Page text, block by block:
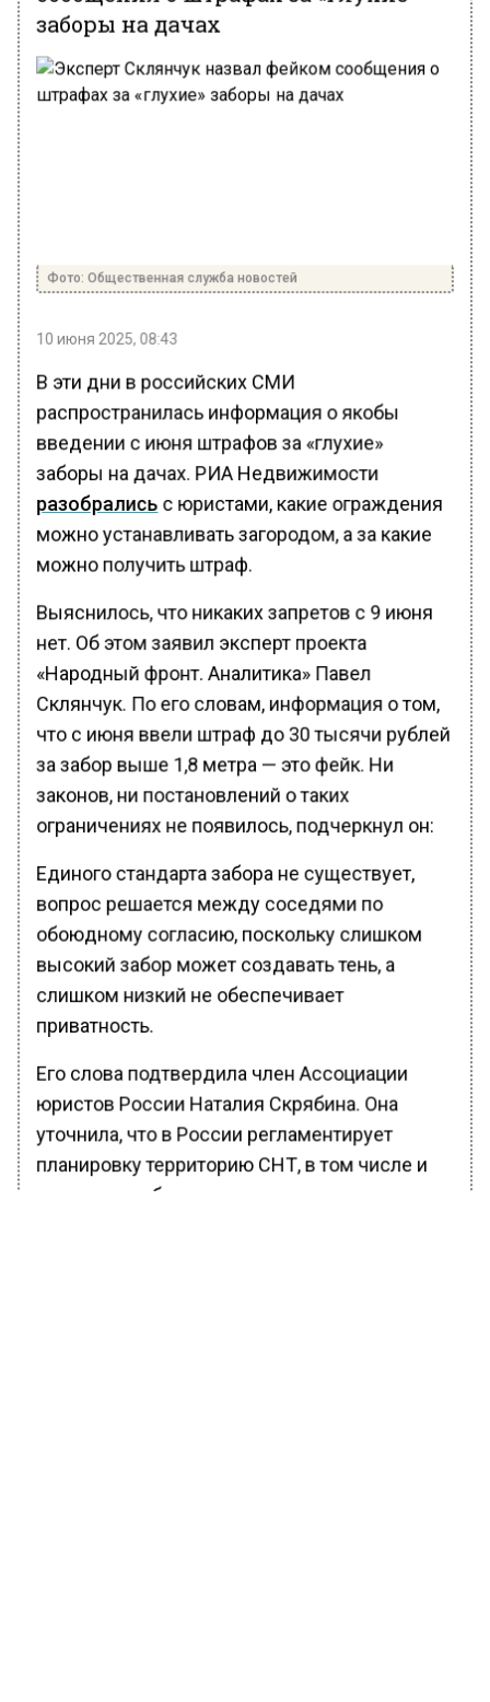
заборы на дачах
Фото: Общественная служба новостей
10 июня 2025, 08:43
В эти дни в российских СМИ
распространилась информация о якобы
введении с июня штрафов за «глухие»
заборы на дачах. РИА Недвижимости
разобрались с юристами, какие ограждения
можно устанавливать загородом, а за какие
можно получить штраф.
Выяснилось, что никаких запретов с 9 июня
нет. Об этом заявил эксперт проекта
«Народный фронт. Аналитика» Павел
Склянчук. По его словам, информация о том,
что с июня ввели штраф до 30 тысячи рублей
за забор выше 1,8 метра — это фейк. Ни
законов, ни постановлений о таких
ограничениях не появилось, подчеркнул он:
Единого стандарта забора не существует,
вопрос решается между соседями по
обоюдному согласию, поскольку слишком
высокий забор может создавать тень, а
слишком низкий не обеспечивает
приватность.
Его слова подтвердила член Ассоциации
юристов России Наталия Скрябина. Она
уточнила, что в России регламентирует
планировку территорию СНТ, в том числе и
установку заборов, свод правил